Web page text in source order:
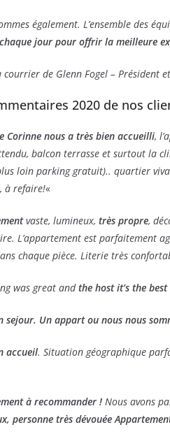
g
e
n
o
également. L’ensemble des
jour pour offrir la meilleure
de Glenn Fogel – Président
2020 de nos
Corinne nous a très bien accueilli,
balcon terrasse et surtout la
loin parking gratuit).. quartier
à refaire!«
vaste, lumineux, très propre,
L’appartement est parfaitement
chaque pièce. Literie très
was great andthe host it’s the
sejour. Un appart ou nous nous
accueil. Situation géographique
à recommander ! Nous avons
personne très dévouée